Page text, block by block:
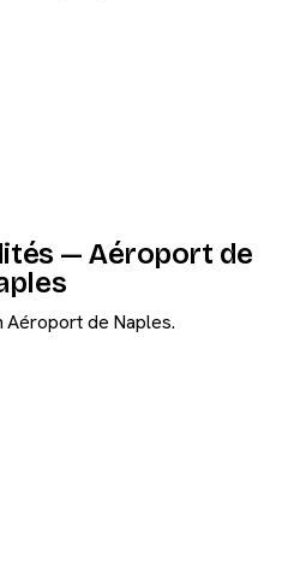
— Aéroport de
Aéroport de Naples.